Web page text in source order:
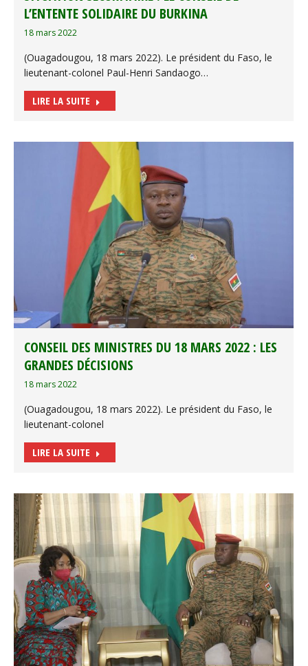
L’ENTENTE SOLIDAIRE DU BURKINA
18 mars 2022
(Ouagadougou, 18 mars 2022). Le président du Faso, le
lieutenant-colonel Paul-Henri Sandaogo…
LIRE LA SUITE
CONSEIL DES MINISTRES DU 18 MARS 2022 : LES
GRANDES DÉCISIONS
18 mars 2022
(Ouagadougou, 18 mars 2022). Le président du Faso, le
lieutenant-colonel
LIRE LA SUITE